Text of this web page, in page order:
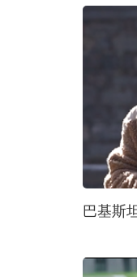
巴基斯